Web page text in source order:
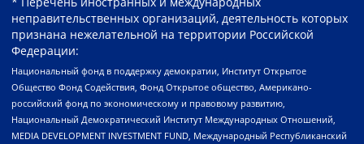
неправительственных организаций, деятельность которых
признана нежелательной на территории Российской
Федерации:
Национальный фонд в поддержку демократии, Институт Открытое
Общество Фонд Содействия, Фонд Открытое общество, Американо-
российский фонд по экономическому и правовому развитию,
Национальный Демократический Институт Международных Отношений,
MEDIA DEVELOPMENT INVESTMENT FUND, Международный Республиканский